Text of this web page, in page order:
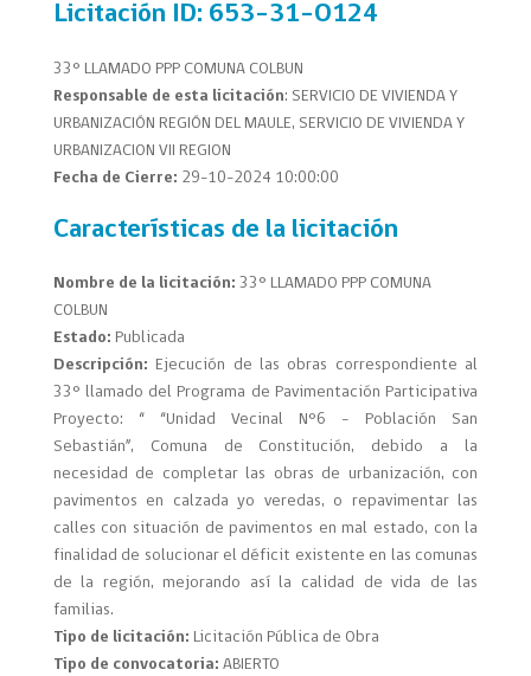
Licitación ID: 653-31-O124
33° LLAMADO PPP COMUNA COLBUN
Responsable de esta licitación: SERVICIO DE VIVIENDA Y
URBANIZACIÓN REGIÓN DEL MAULE, SERVICIO DE VIVIENDA Y
URBANIZACION VII REGION
Fecha de Cierre: 29-10-2024 10:00:00
Características de la licitación
Nombre de la licitación: 33° LLAMADO PPP COMUNA
COLBUN
Estado: Publicada
Descripción: Ejecución de las obras correspondiente al
33° llamado del Programa de Pavimentación Participativa
Proyecto: “ “Unidad Vecinal N°6 – Población San
Sebastián”, Comuna de Constitución, debido a la
necesidad de completar las obras de urbanización, con
pavimentos en calzada yo veredas, o repavimentar las
calles con situación de pavimentos en mal estado, con la
finalidad de solucionar el déficit existente en las comunas
de la región, mejorando así la calidad de vida de las
familias.
Tipo de licitación: Licitación Pública de Obra
Tipo de convocatoria: ABIERTO